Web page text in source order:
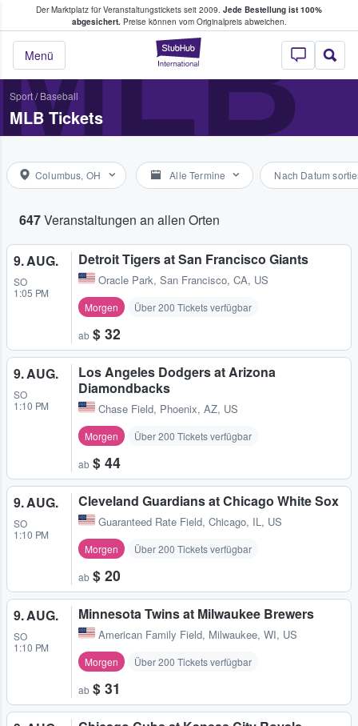
Der Marktplatz für Veranstaltungstickets seit 2009. Jede Bestellung ist 100%
abgesichert.Preise können vom Originalpreis abweichen.
StubHub - Wo
Menü
Tickets kaufen & verkaufen
Sport/ Baseball
MLB Tickets
Columbus, OH Alle Termine Nach Datum
647Veranstaltungen an allen Orten
9. AUG.
SO
1:05 PM
Detroit Tigers at San Francisco Giants
Oracle Park, San Francisco, CA, US
Morgen Über 200 Tickets verfügbar
ab $ 32
9. AUG.
SO
1:10 PM
Los Angeles Dodgers at Arizona
Diamondbacks
Chase Field, Phoenix, AZ, US
Morgen Über 200 Tickets verfügbar
ab $ 44
9. AUG.
SO
1:10 PM
Cleveland Guardians at Chicago White Sox
Guaranteed Rate Field, Chicago, IL, US
Morgen Über 200 Tickets verfügbar
ab $ 20
9. AUG.
SO
1:10 PM
Minnesota Twins at Milwaukee Brewers
American Family Field, Milwaukee, WI, US
Morgen Über 200 Tickets verfügbar
ab $ 31